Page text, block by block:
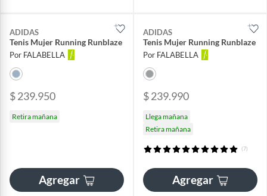
ADIDAS
Tenis Mujer Running Runblaze
Por FALABELLA
$ 239.950
Retira mañana
Agregar
ADIDAS
Tenis Mujer Running Runblaze
Por FALABELLA
$ 239.990
Llega mañana
Retira mañana
(7)
Agregar